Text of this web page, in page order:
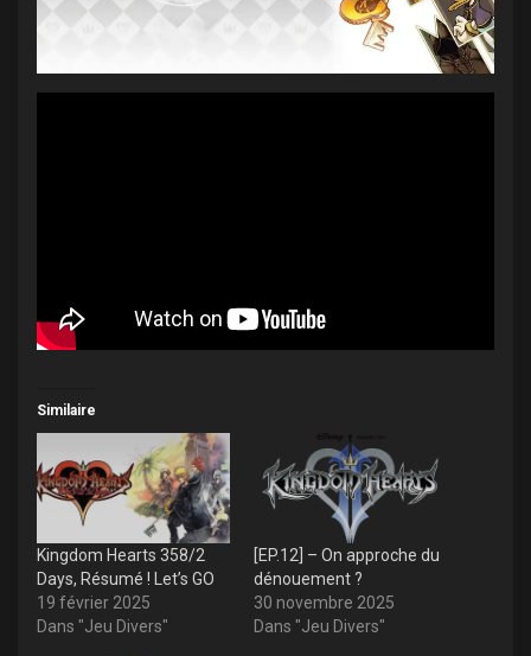
Similaire
Kingdom Hearts 358/2
Days, Résumé ! Let’s GO
19 février 2025
Dans "Jeu Divers"
[EP.12] – On approche du
dénouement ?
30 novembre 2025
Dans "Jeu Divers"